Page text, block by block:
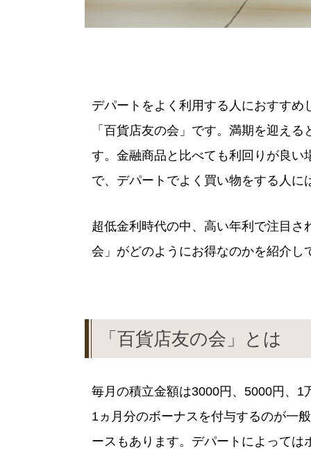
デパートをよく利用する人におすす
「百貨店友の会」です。満期を迎え
す。金融商品と比べても利回りが良
で、デパートでよく買い物をする人に
超低金利時代の中、高い年利で注目
会」がどのようにお得なのかを紹介し
「百貨店友の会」とは
毎月の積立金額は3000円、5000円、
1ヵ月分のボーナスを付与するのが一
ースもあります。デパートによって